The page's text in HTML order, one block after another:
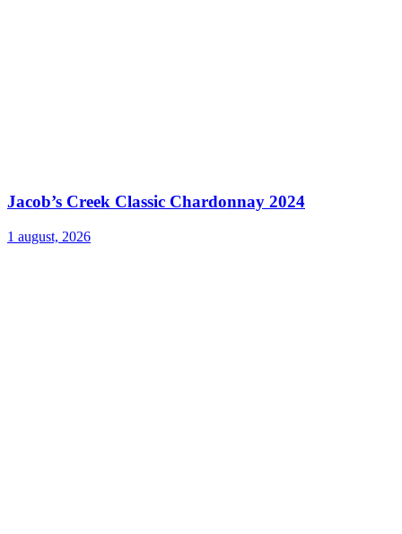
Jacob’s Creek Classic Chardonnay 2024
1 august, 2026